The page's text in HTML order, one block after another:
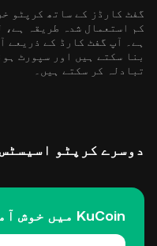
گفٹ کارڈز کے ساتھ کرپٹو
کم استعمال شدہ طریقہ ہے،
ہے۔ آپ گفٹ کارڈ کے ذریعے
تبادلہ کر سکتے ہیں۔
دوسرے کرپٹو
KuCoin میں خوش آمدید